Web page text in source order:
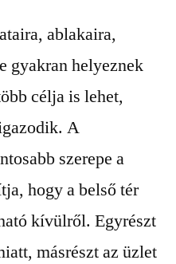
ablakaira,
gyakran helyeznek
célja is lehet,
A
szerepe a
hogy a belső tér
kívülről. Egyrészt
másrészt az üzlet